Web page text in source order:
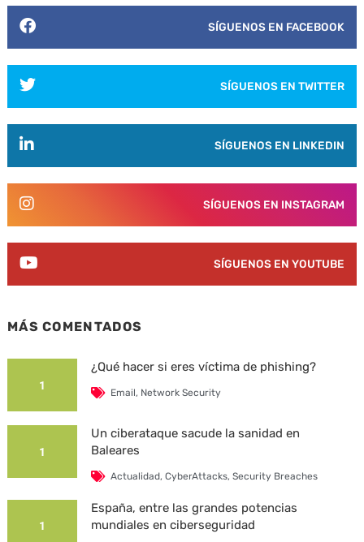
SÍGUENOS EN FACEBOOK
SÍGUENOS EN TWITTER
SÍGUENOS EN LINKEDIN
SÍGUENOS EN INSTAGRAM
SÍGUENOS EN YOUTUBE
MÁS COMENTADOS
1
¿Qué hacer si eres víctima de phishing?
Email, Network Security
1
Un ciberataque sacude la sanidad en
Baleares
Actualidad,CyberAttacks,Security Breaches
1
España, entre las grandes potencias
mundiales en ciberseguridad